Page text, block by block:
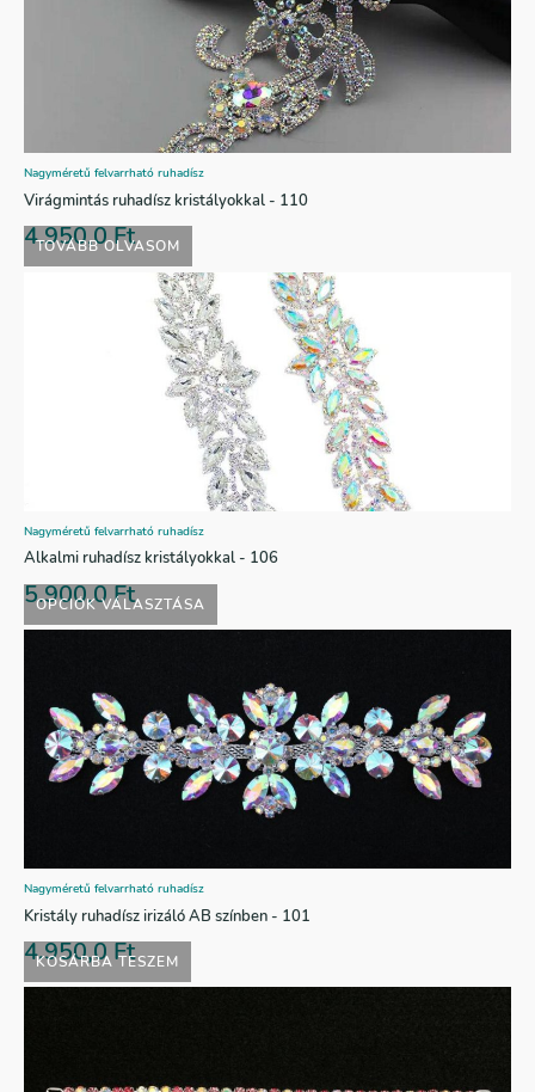
TOVÁBB OLVASOM
Nagyméretű felvarrható ruhadísz
Virágmintás ruhadísz kristályokkal - 110
4.950,0Ft
OPCIÓK VÁLASZTÁSA
Nagyméretű felvarrható ruhadísz
Alkalmi ruhadísz kristályokkal - 106
5.900,0Ft
KOSÁRBA TESZEM
Nagyméretű felvarrható ruhadísz
Kristály ruhadísz irizáló AB színben - 101
4.950,0Ft